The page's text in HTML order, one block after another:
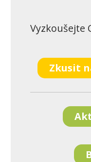
Vyzkoušejte
Zkusit